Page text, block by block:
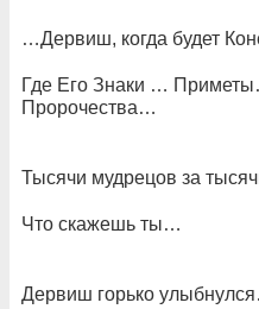
…Дервиш, когда будет
Где Его Знаки …
Пророчества…
Тысячи мудрецов за
Что скажешь ты…
Дервиш горько